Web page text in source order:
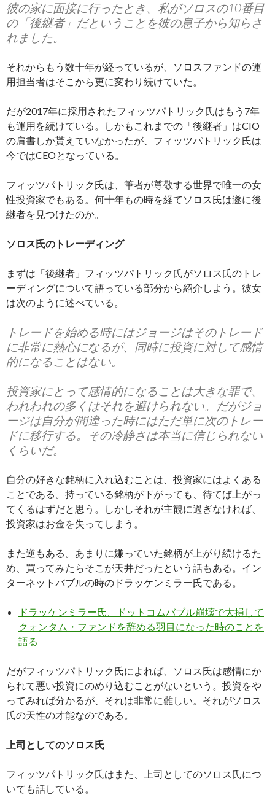
彼の家に面接に行ったとき、私がソロスの10番目
の「後継者」だということを彼の息子から知らさ
れました。
それからもう数十年が経っているが、ソロスファンドの運
用担当者はそこから更に変わり続けていた。
だが2017年に採用されたフィッツパトリック氏はもう7年
も運用を続けている。しかもこれまでの「後継者」はCIO
の肩書しか貰えていなかったが、フィッツパトリック氏は
今ではCEOとなっている。
フィッツパトリック氏は、筆者が尊敬する世界で唯一の女
性投資家でもある。何十年もの時を経てソロス氏は遂に後
継者を見つけたのか。
ソロス氏のトレーディング
まずは「後継者」フィッツパトリック氏がソロス氏のトレ
ーディングについて語っている部分から紹介しよう。彼女
は次のように述べている。
トレードを始める時にはジョージはそのトレード
に非常に熱心になるが、同時に投資に対して感情
的になることはない。
投資家にとって感情的になることは大きな罪で、
われわれの多くはそれを避けられない。だがジョ
ージは自分が間違った時にはただ単に次のトレー
ドに移行する。その冷静さは本当に信じられない
くらいだ。
自分の好きな銘柄に入れ込むことは、投資家にはよくある
ことである。持っている銘柄が下がっても、待てば上がっ
てくるはずだと思う。しかしそれが主観に過ぎなければ、
投資家はお金を失ってしまう。
また逆もある。あまりに嫌っていた銘柄が上がり続けるた
め、買ってみたらそこが天井だったという話もある。イン
ターネットバブルの時のドラッケンミラー氏である。
ドラッケンミラー氏、ドットコムバブル崩壊で大損して
クォンタム・ファンドを辞める羽目になった時のことを
語る
だがフィッツパトリック氏によれば、ソロス氏は感情にか
られて悪い投資にのめり込むことがないという。投資をや
ってみれば分かるが、それは非常に難しい。それがソロス
氏の天性の才能なのである。
上司としてのソロス氏
フィッツパトリック氏はまた、上司としてのソロス氏につ
いても話している。